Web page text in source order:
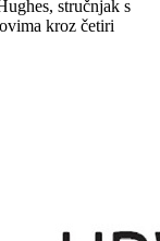
stručnjak s
kroz četiri